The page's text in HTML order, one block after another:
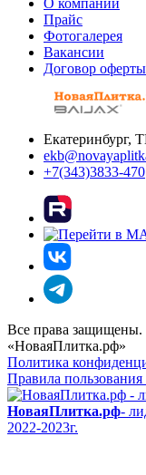
Прайс
Фотогалерея
Вакансии
Договор оферты
Екатеринбург,
+7(343)3833-470
Все права защищены.
«НоваяПлитка.рф»
Политика
Правила пользования
НоваяПлитка.рф-
2022-2023г.